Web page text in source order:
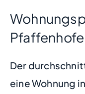
Der
eine Wohnung